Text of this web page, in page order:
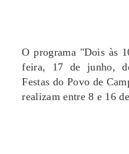
O programa "Dois às
feira, 17 de junho,
Festas do Povo de
realizam entre 8 e 16